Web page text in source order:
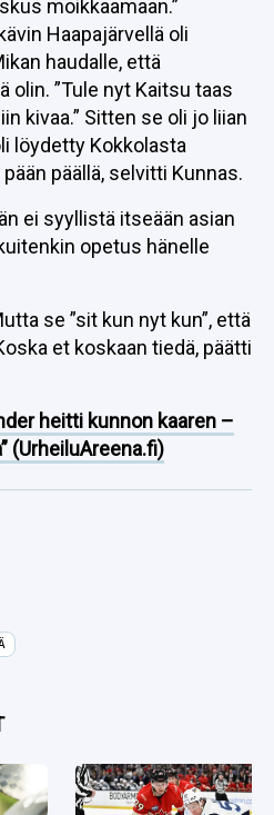
moikkaamaan.”
Haapajärvellä oli
haudalle, että
olin. ”Tule nyt Kaitsu taas
kivaa.” Sitten se oli jo liian
löydetty Kokkolasta
päällä, selvitti Kunnas.
ei syyllistä itseään asian
opetus hänelle
se ”sit kun nyt kun”, että
et koskaan tiedä, päätti
heitti kunnon kaaren –
(UrheiluAreena.fi)